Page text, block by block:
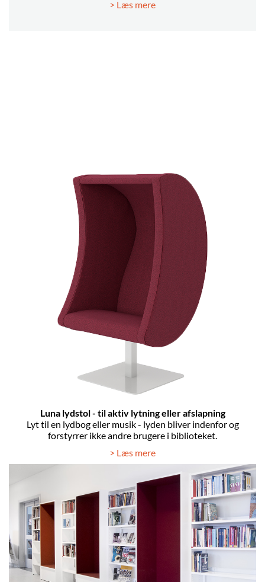
> Læs mere
Luna lydstol - til aktiv lytning eller afslapning
Lyt til en lydbog eller musik - lyden bliver indenfor og
forstyrrer ikke andre brugere i biblioteket.
> Læs mere